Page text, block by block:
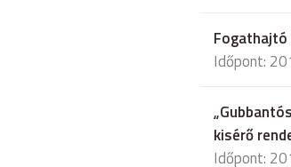
Fogathajtó
Időpont:
kisérő
Időpont: